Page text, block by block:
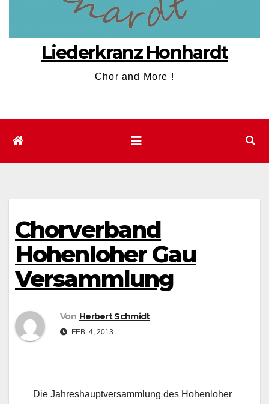
Liederkranz Honhardt
Chor and More !
Chorverband
Hohenloher Gau
Versammlung
Von Herbert Schmidt
FEB. 4, 2013
Die Jahreshauptversammlung des Hohenloher